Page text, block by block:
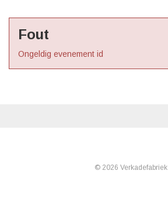
Fout
Ongeldig evenement id
© 2026 Verkadefabriek